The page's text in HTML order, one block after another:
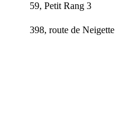
59, Petit Rang 3
398, route de Neigette